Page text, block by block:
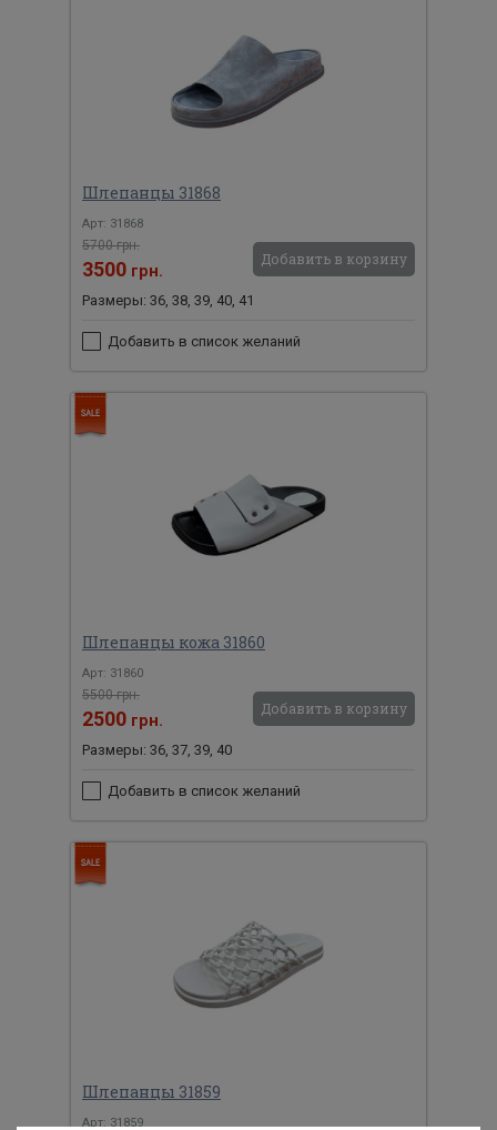
Шлепанцы 31868
Арт: 31868
5700 грн.
3500 грн.
Добавить в корзину
Размеры: 36, 38, 39, 40, 41
Добавить в список желаний
Шлепанцы кожа 31860
Арт: 31860
5500 грн.
2500 грн.
Добавить в корзину
Размеры: 36, 37, 39, 40
Добавить в список желаний
Шлепанцы 31859
Арт: 31859